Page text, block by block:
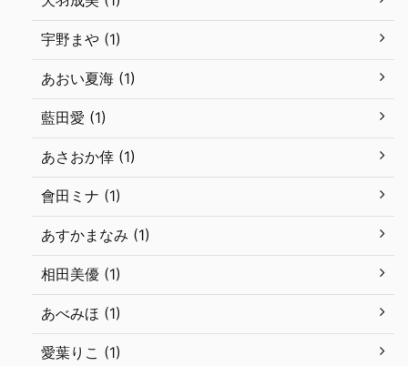
宇野まや (1)
あおい夏海 (1)
藍田愛 (1)
あさおか倖 (1)
會田ミナ (1)
あすかまなみ (1)
相田美優 (1)
あべみほ (1)
愛葉りこ (1)